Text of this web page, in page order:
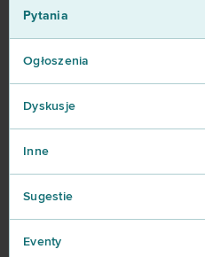
Pytania
Ogłoszenia
Dyskusje
Inne
Sugestie
Eventy